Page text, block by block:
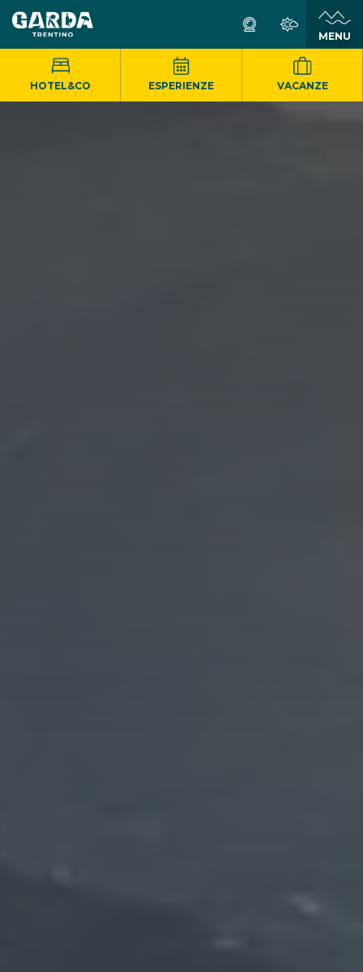
MENU
HOTEL&CO ESPERIENZE VACANZE